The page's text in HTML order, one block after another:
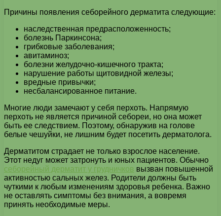
Причины появления себорейного дерматита следующие:
наследственная предрасположенность;
болезнь Паркинсона;
грибковые заболевания;
авитаминоз;
болезни желудочно-кишечного тракта;
нарушение работы щитовидной железы;
вредные привычки;
несбалансированное питание.
Многие люди замечают у себя перхоть. Напрямую
перхоть не является причиной себореи, но она может
быть ее следствием. Поэтому, обнаружив на голове
белые чешуйки, не лишним будет посетить дерматолога.
Дерматитом страдает не только взрослое население.
Этот недуг может затронуть и юных пациентов. Обычно
себорейный дерматит у грудничков вызван повышенной
активностью сальных желез. Родители должны быть
чуткими к любым изменениям здоровья ребенка. Важно
не оставлять симптомы без внимания, а вовремя
принять необходимые меры.